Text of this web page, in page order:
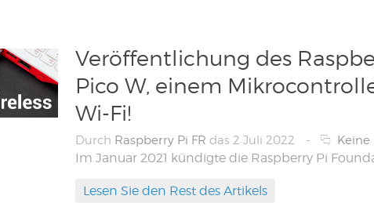
Veröffentlichung des
Pico W, einem
Wi-Fi!
Durch Raspberry Pi FR das 2 Juli 2022 -
Lesen Sie den Rest des Artikels